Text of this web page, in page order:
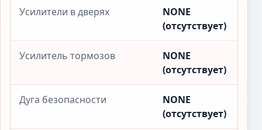
Усилители в дверях
NONE
(отсутствует)
Усилитель тормозов
NONE
(отсутствует)
Дуга безопасности
NONE
(отсутствует)